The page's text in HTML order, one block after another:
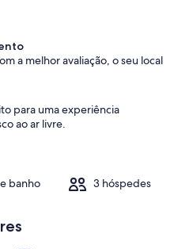
a melhor avaliação, o seu local
para uma experiência
ao ar livre.
banho 3 hóspedes